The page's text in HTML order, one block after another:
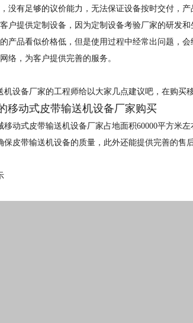
没有足够的议价能力，无法保证设备按时交付，产
户提供定制设备，因为定制设备考验厂家的研发和
产品看似价格低，但是使用过程中经常出问题，
络，为客户提供完善的服务。
设备厂家的工程师给以大家几点建议吧，在购买
移动式皮带输送机设备厂家购买
移动式皮带输送机设备厂家占地面积60000平方
皮带输送机设备的质量，此外还能提供完善的售后